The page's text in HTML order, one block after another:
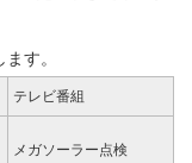
す。
テレビ番組
メガソーラー点検